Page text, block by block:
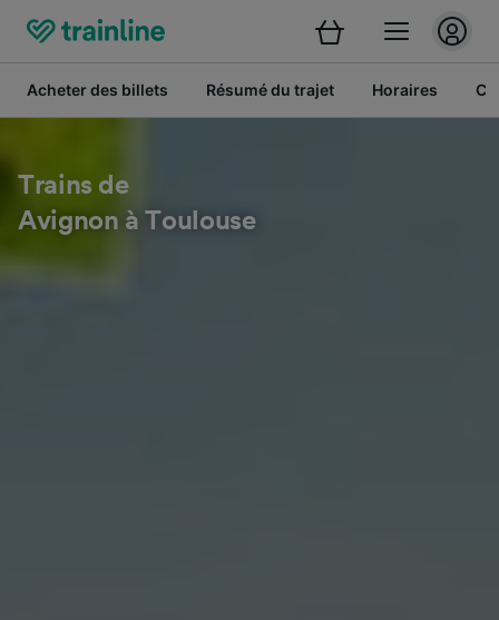
Acheter des billets Résumé du trajet Horaires
Trains de
Avignon à Toulouse